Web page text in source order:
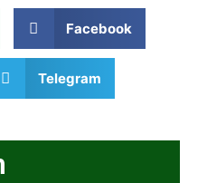
Facebook
Telegram